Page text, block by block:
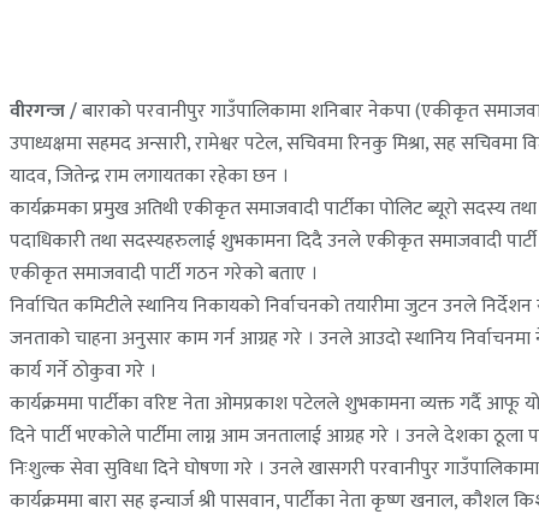
वीरगन्ज /बाराको परवानीपुर गाउँपालिकामा शनिबार नेकपा (एकीकृत
उपाध्यक्षमा सहमद अन्सारी, रामेश्वर पटेल, सचिवमा रिनकु मिश्रा, सह
यादव, जितेन्द्र राम लगायतका रहेका छन ।
कार्यक्रमका प्रमुख अतिथी एकीकृत समाजवादी पार्टीका पोलिट ब्यूरो सदस्य
पदाधिकारी तथा सदस्यहरुलाई शुभकामना दिदै उनले एकीकृत समाजवादी
एकीकृत समाजवादी पार्टी गठन गरेको बताए ।
निर्वाचित कमिटीले स्थानिय निकायको निर्वाचनको तयारीमा जुटन उनले
जनताको चाहना अनुसार काम गर्न आग्रह गरे । उनले आउदो स्थानिय
कार्य गर्ने ठोकुवा गरे ।
कार्यक्रममा पार्टीका वरिष्ट नेता ओमप्रकाश पटेलले शुभकामना व्यक्त गर्दै आफू
दिने पार्टी भएकोले पार्टीमा लाग्न आम जनतालाई आग्रह गरे । उनले देशका
निःशुल्क सेवा सुविधा दिने घोषणा गरे । उनले खासगरी परवानीपुर
कार्यक्रममा बारा सह इन्चार्ज श्री पासवान, पार्टीका नेता कृष्ण खनाल,